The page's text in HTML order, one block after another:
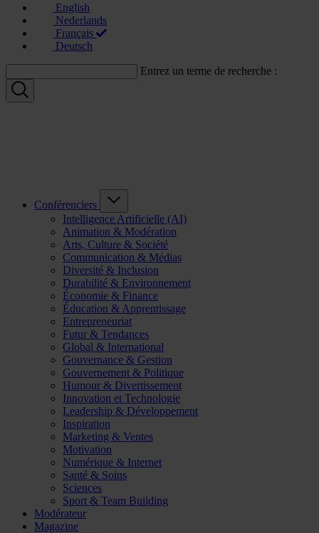
English
Nederlands
Français
Deutsch
Entrez un terme de recherche :
Conférenciers
Intelligence Artificielle (AI)
Animation & Modération
Arts, Culture & Société
Communication & Médias
Diversité & Inclusion
Durabilité & Environnement
Économie & Finance
Éducation & Apprentissage
Entrepreneuriat
Futur & Tendances
Global & International
Gouvernance & Gestion
Gouvernement & Politique
Humour & Divertissement
Innovation et Technologie
Leadership & Développement
Inspiration
Marketing & Ventes
Motivation
Numérique & Internet
Santé & Soins
Sciences
Sport & Team Building
Modérateur
Magazine